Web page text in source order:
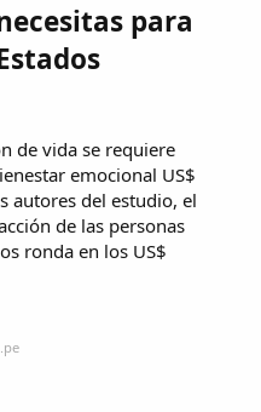
para
de vida se requiere
emocional US$
autores del estudio, el
de las personas
ronda en los US$